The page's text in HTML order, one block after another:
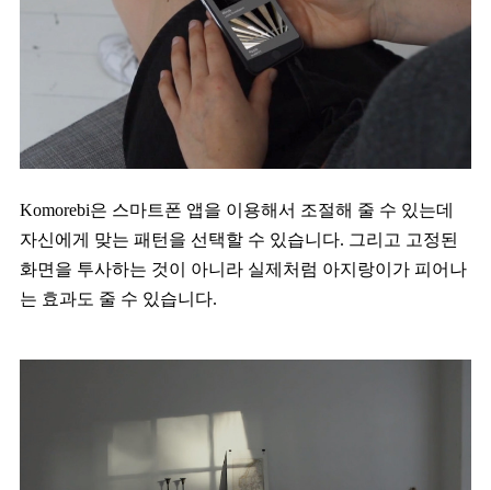
Komorebi은 스마트폰 앱을 이용해서 조절해 줄 수 있는데
자신에게 맞는 패턴을 선택할 수 있습니다. 그리고 고정된
화면을 투사하는 것이 아니라 실제처럼 아지랑이가 피어나
는 효과도 줄 수 있습니다.